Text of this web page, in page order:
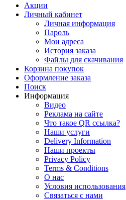
Акции
Личный кабинет
Личная информация
Пароль
Мои адреса
История заказа
Файлы для скачивания
Корзина покупок
Оформление заказа
Поиск
Информация
Видео
Реклама на сайте
Что такое QR ссылка?
Наши услуги
Delivery Information
Наши проекты
Privacy Policy
Terms & Conditions
О нас
Условия использования
Связаться с нами